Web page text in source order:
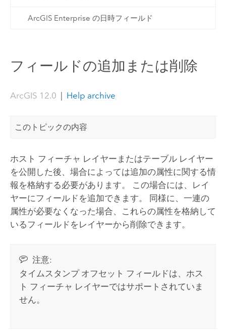
ArcGIS Enterprise の日時フィールド
フィールドの追加または削除
ArcGIS 12.0 Help archive
このトピックの内容
ホスト フィーチャ レイヤーまたはテーブル レイヤー
を公開した後、場合によっては追加の属性に関する情
報を格納する必要があります。 この場合には、レイ
ヤーにフィールドを追加できます。 同様に、一連の
属性が必要なくなった場合、これらの属性を格納して
いるフィールドをレイヤーから削除できます。
注意:
タイムスタンプ オフセット フィールドは、ホス
ト フィーチャ レイヤーではサポートされていま
せん。